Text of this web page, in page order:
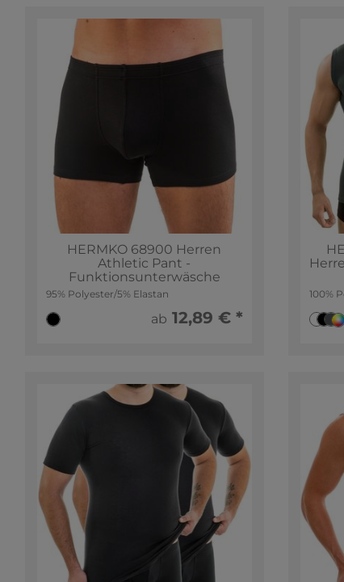
HERMKO 68900 Herren
Athletic Pant -
Funktionsunterwäsche
95% Polyester/5% Elastan
ab 12,89 € *
100%